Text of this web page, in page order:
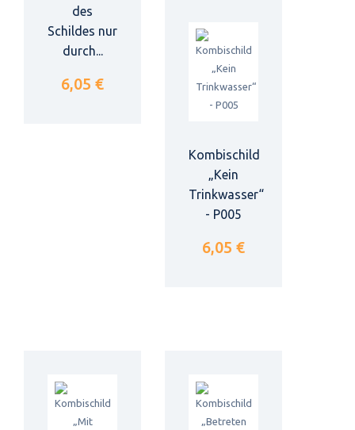
des
Schildes nur
durch...
6,05 €
Kombischild
„Kein
Trinkwasser“
- P005
6,05 €